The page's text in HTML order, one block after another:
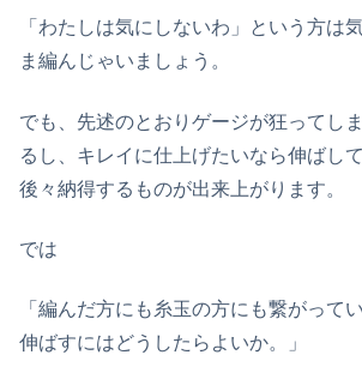
「わたしは気にしないわ」という方は
ま編んじゃいましょう。
でも、先述のとおりゲージが狂ってし
るし、キレイに仕上げたいなら伸ばし
後々納得するものが出来上がります。
では
「編んだ方にも糸玉の方にも繋がって
伸ばすにはどうしたらよいか。」